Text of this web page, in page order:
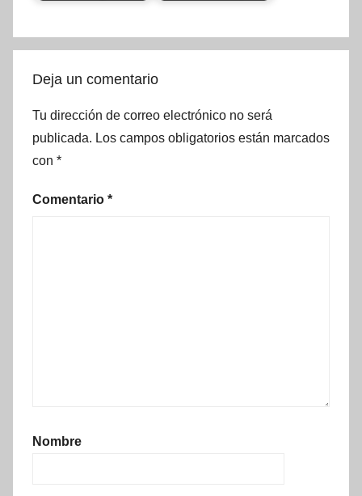
Deja un comentario
Tu dirección de correo electrónico no será
publicada. Los campos obligatorios están marcados
con *
Comentario *
Nombre